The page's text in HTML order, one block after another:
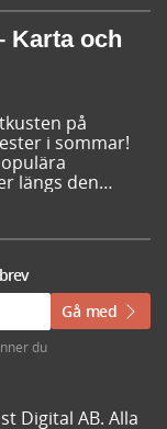
och hitta din
idag!
Karta och
i sommar!
längs den
västkusten
Gå med
du
Digital AB. Alla